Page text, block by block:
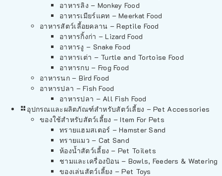
อาหารลิง – Monkey Food
อาหารเมียร์แคท – Meerkat Food
อาหารสัตว์เลี้อยคลาน – Reptile Food
อาหารกิ้งก่า – Lizard Food
อาหารงู – Snake Food
อาหารเต่า – Turtle and Tortoise Food
อาหารกบ – Frog Food
อาหารนก – Bird Food
อาหารปลา – Fish Food
อาหารปลา – All Fish Food
อุปกรณและผลิตภัณฑ์สำหรับสัตว์เลี้ยง – Pet Accessories
ของใช้สำหรับสัตว์เลี้ยง – Item For Pets
ทรายแฮมสเตอร์ – Hamster Sand
ทรายแมว – Cat Sand
ห้องน้ำสัตว์เลี้ยง – Pet Toilets
ชามและเครื่องป้อน – Bowls, Feeders & Watering
ของเล่นสัตว์เลี้ยง – Pet Toys